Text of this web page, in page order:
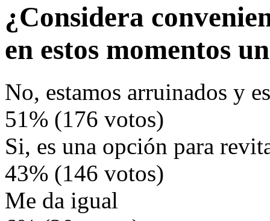
¿Considera
en estos momentos
No, estamos arruinados y
51% (176 votos)
Si, es una opción para
43% (146 votos)
Me da igual